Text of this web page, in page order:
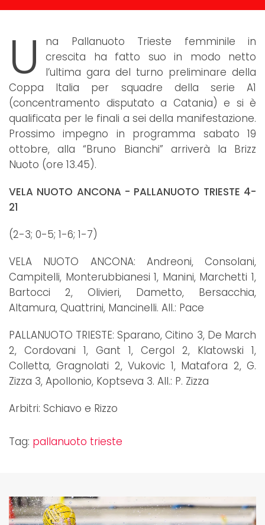
U
na Pallanuoto Trieste femminile in
crescita ha fatto suo in modo netto
l’ultima gara del turno preliminare della
Coppa Italia per squadre della serie A1
(concentramento disputato a Catania) e si è
qualificata per le finali a sei della manifestazione.
Prossimo impegno in programma sabato 19
ottobre, alla “Bruno Bianchi” arriverà la Brizz
Nuoto (ore 13.45).
VELA NUOTO ANCONA - PALLANUOTO TRIESTE 4-
21
(2-3; 0-5; 1-6; 1-7)
VELA NUOTO ANCONA: Andreoni, Consolani,
Campitelli, Monterubbianesi 1, Manini, Marchetti 1,
Bartocci 2, Olivieri, Dametto, Bersacchia,
Altamura, Quattrini, Mancinelli. All.: Pace
PALLANUOTO TRIESTE: Sparano, Citino 3, De March
2, Cordovani 1, Gant 1, Cergol 2, Klatowski 1,
Colletta, Gragnolati 2, Vukovic 1, Matafora 2, G.
Zizza 3, Apollonio, Koptseva 3. All.: P. Zizza
Arbitri: Schiavo e Rizzo
Tag: pallanuoto trieste